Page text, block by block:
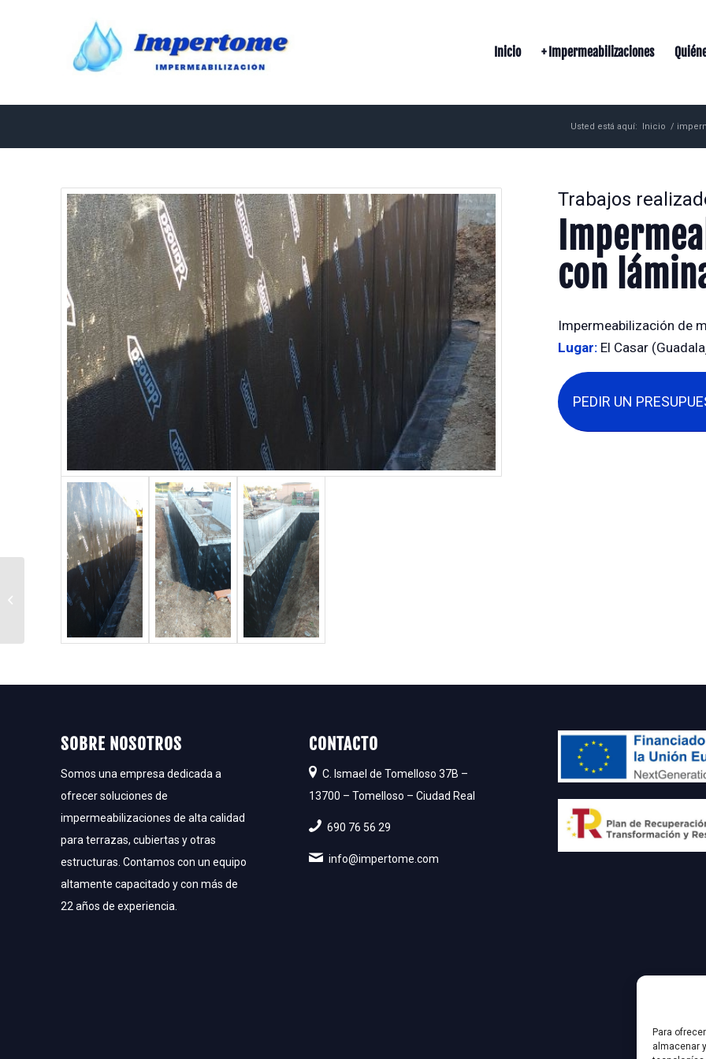
Para
almacenar
Inicio + Impermeabilizaciones
Usted está aquí: Inicio /
Trabajos
con
Impermeabilización de
Lugar: El Casar
PEDIR UN
SOBRE NOSOTROS
Somos una empresa dedicada a
ofrecer soluciones de
impermeabilizaciones de alta calidad
para terrazas, cubiertas y otras
estructuras. Contamos con un equipo
altamente capacitado y con más de
22 años de experiencia.
CONTACTO
C. Ismael de Tomelloso 37B –
13700 – Tomelloso – Ciudad Real
690 76 56 29
info@impertome.com
Impermeabilizacion con
lamina de PVC 1,2 FV
intemperie, anclada al